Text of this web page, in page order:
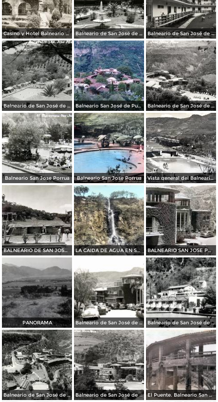
Casino y Hotel Balneario de San José de Purúa Balneario de San José de Purúa Balneario de San José de Purúa
Balneario de San José de Purúa Balneario San José de Purúa (1958) Balneario de San José de Purúa
Balneario San Jose Porrua Balneario San Jose Porrua Vista general del Balneario de San Jose Porrua
BALNEARIO DE SAN JOSE PURUA LA CAIDA DE AGUA EN SAN JOSE PURUA BALNEARIO SAN JOSE PORRUA
PANORAMA Balneario de San José de Purúa Balneario de San José de Purúa
Balneario de San José de Purúa Balneario de San José de Purúa El Puente. Balneario San José Purua